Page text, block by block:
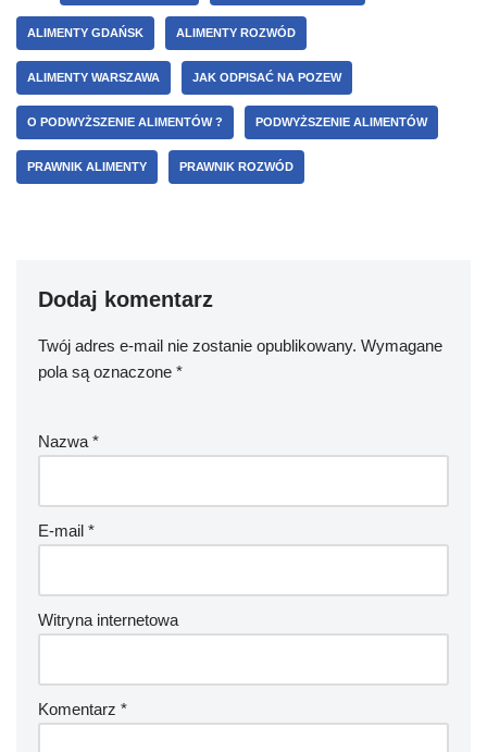
ALIMENTY GDAŃSK ALIMENTY ROZWÓD
ALIMENTY WARSZAWA JAK ODPISAĆ NA POZEW
O PODWYŻSZENIE ALIMENTÓW ? PODWYŻSZENIE ALIMENTÓW
PRAWNIK ALIMENTY PRAWNIK ROZWÓD
Dodaj komentarz
Twój adres e-mail nie zostanie opublikowany. Wymagane
pola są oznaczone *
Nazwa *
E-mail *
Witryna internetowa
Komentarz *